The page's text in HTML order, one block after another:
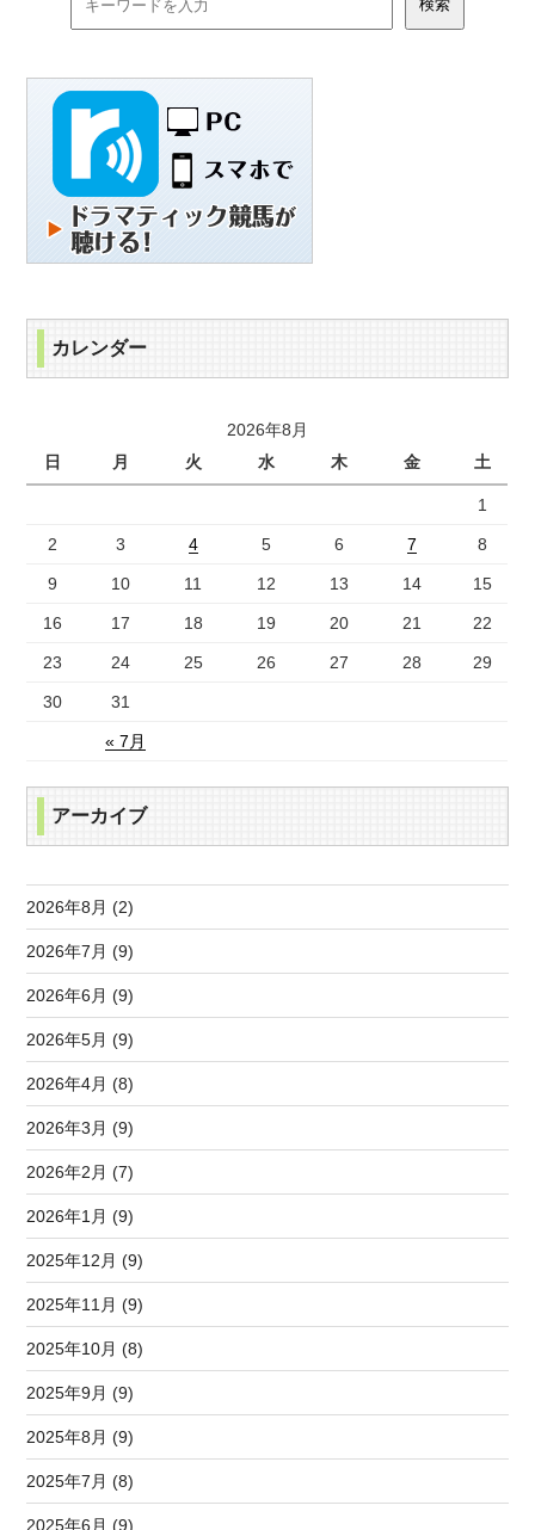
カレンダー
2026年8月
日
月 火 水 木 金 土
« 7月
1
2 3 4 5 6 7 8
9 10 11 12 13 14 15
16 17 18 19 20 21 22
23 24 25 26 27 28 29
30 31
アーカイブ
2026年8月 (2)
2026年7月 (9)
2026年6月 (9)
2026年5月 (9)
2026年4月 (8)
2026年3月 (9)
2026年2月 (7)
2026年1月 (9)
2025年12月 (9)
2025年11月 (9)
2025年10月 (8)
2025年9月 (9)
2025年8月 (9)
2025年7月 (8)
2025年6月 (9)